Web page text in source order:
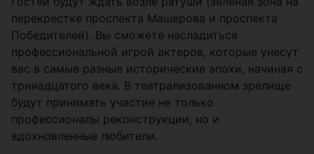
перекрестке проспекта Машерова и проспекта
Победителей). Вы сможете насладиться
профессиональной игрой актеров, которые унесут
вас в самые разные исторические эпохи, начиная с
тринадцатого века. В театрализованном зрелище
будут принимать участие не только
профессионалы реконструкции, но и
вдохновленные любители.